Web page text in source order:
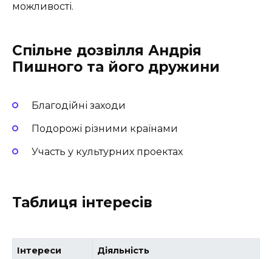
можливості.
Спільне дозвілля Андрія
Пишного та його дружини
Благодійні заходи
Подорожі різними країнами
Участь у культурних проектах
Таблиця інтересів
Інтереси Діяльність